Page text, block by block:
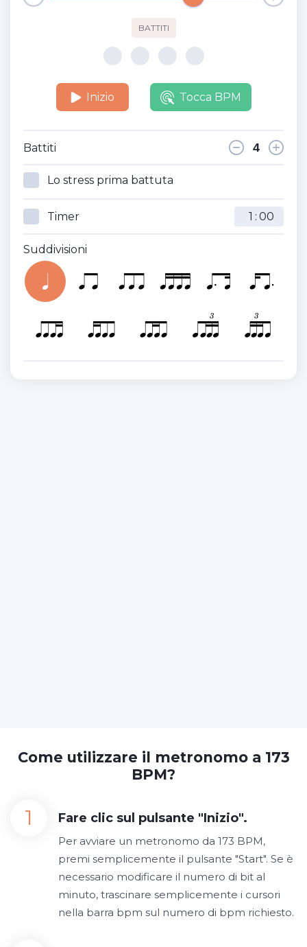
BATTITI
Inizio Tocca BPM
Battiti
Lo stress prima battuta
Timer :
Suddivisioni
Come utilizzare il metronomo a 173
BPM?
Fare clic sul pulsante "Inizio".
Per avviare un metronomo da 173 BPM,
premi semplicemente il pulsante "Start". Se è
necessario modificare il numero di bit al
minuto, trascinare semplicemente i cursori
nella barra bpm sul numero di bpm richiesto.